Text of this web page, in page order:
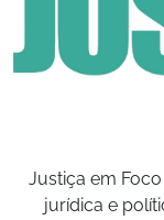
Justiça em
jurídica e